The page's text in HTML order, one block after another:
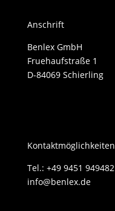
Anschrift
Benlex GmbH
Fruehaufstraße 1
D-84069 Schierling
Kontaktmöglichkeiten
Tel.: +49 9451 949482
info@benlex.de